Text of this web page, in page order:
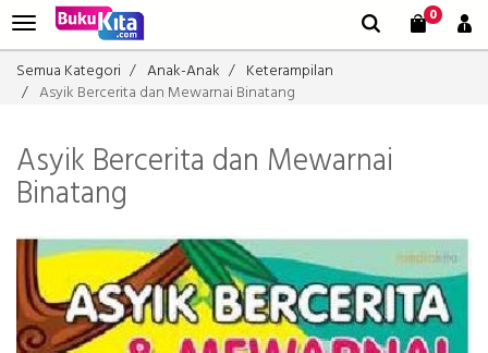
0
Semua Kategori Anak-Anak
Keterampilan
Asyik Bercerita dan Mewarnai Binatang
Asyik Bercerita dan Mewarnai
Binatang